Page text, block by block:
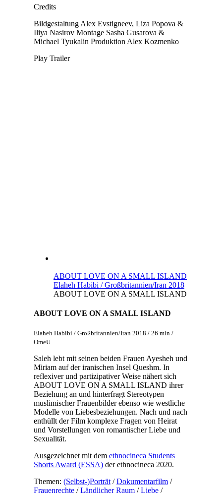
Credits
Bildgestaltung Alex Evstigneev, Liza Popova &
Iliya Nasirov Montage Sasha Gusarova &
Michael Tyukalin Produktion Alex Kozmenko
Play Trailer
ABOUT LOVE ON A SMALL ISLAND
Elaheh Habibi / Großbritannien/Iran 2018
ABOUT LOVE ON A SMALL ISLAND
ABOUT LOVE ON A SMALL ISLAND
Elaheh Habibi / Großbritannien/Iran 2018 / 26 min /
OmeU
Saleh lebt mit seinen beiden Frauen Ayesheh und
Miriam auf der iranischen Insel Queshm. In
reflexiver und partizipativer Weise nähert sich
ABOUT LOVE ON A SMALL ISLAND ihrer
Beziehung an und hinterfragt Stereotypen
muslimischer Frauenbilder ebenso wie westliche
Modelle von Liebesbeziehungen. Nach und nach
enthüllt der Film komplexe Fragen von Heirat
und Vorstellungen von romantischer Liebe und
Sexualität.
Ausgezeichnet mit dem ethnocineca Students
Shorts Award (ESSA)der ethnocineca 2020.
Themen: (Selbst-)Porträt/Dokumentarfilm/
Frauenrechte/Ländlicher Raum/Liebe/